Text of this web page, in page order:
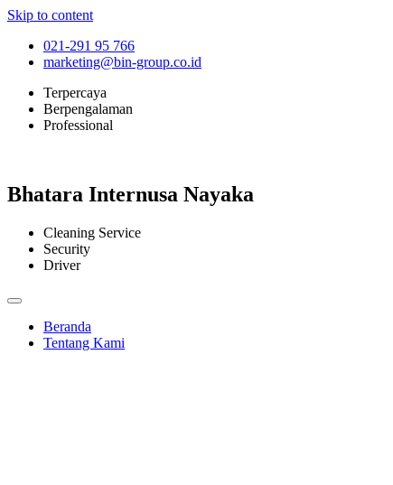
Skip to content
021-291 95 766
marketing@bin-group.co.id
Terpercaya
Berpengalaman
Professional
Bhatara Internusa Nayaka
Cleaning Service
Security
Driver
Beranda
Tentang Kami